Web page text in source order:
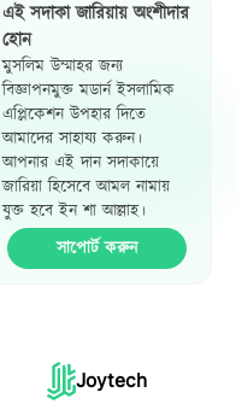
অনুবাদ দেখান
রেফারেন্স দেখান
হাদিস পাশাপাশি
দেখান
এই সদাকা জারিয়ায় অংশীদার
হোন
মুসলিম উম্মাহর জন্য
বিজ্ঞাপনমুক্ত মডার্ন ইসলামিক
এপ্লিকেশন উপহার দিতে
আমাদের সাহায্য করুন।
আপনার এই দান সদাকায়ে
জারিয়া হিসেবে আমল নামায়
যুক্ত হবে ইন শা আল্লাহ।
সাপোর্ট করুন
Joytech